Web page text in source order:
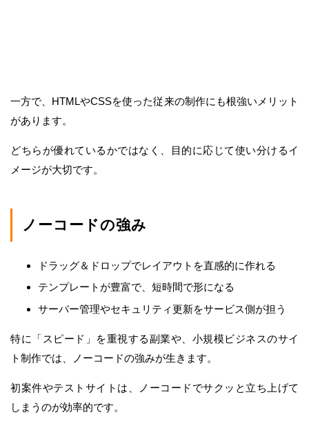
一方で、HTMLやCSSを使った従来の制作にも根強いメリット
があります。
どちらが優れているかではなく、目的に応じて使い分けるイ
メージが大切です。
ノーコードの強み
ドラッグ＆ドロップでレイアウトを直感的に作れる
テンプレートが豊富で、短時間で形になる
サーバー管理やセキュリティ更新をサービス側が担う
特に「スピード」を重視する副業や、小規模ビジネスのサイ
ト制作では、ノーコードの強みが生きます。
初案件やテストサイトは、ノーコードでサクッと立ち上げて
しまうのが効率的です。